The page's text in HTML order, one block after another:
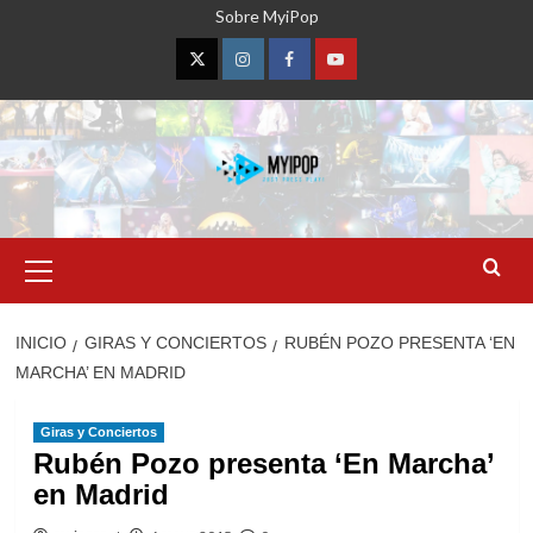
Sobre MyiPop
TwitterInstagramFacebookYouTube
primario
INICIO GIRAS Y CONCIERTOS
RUBÉN POZO PRESENTA ‘EN
MARCHA’ EN MADRID
Giras y Conciertos
Rubén Pozo presenta ‘En Marcha’
en Madrid